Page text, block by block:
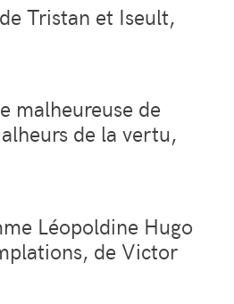
Tristan et Iseult,
malheureuse de
de la vertu,
Léopoldine Hugo
de Victor